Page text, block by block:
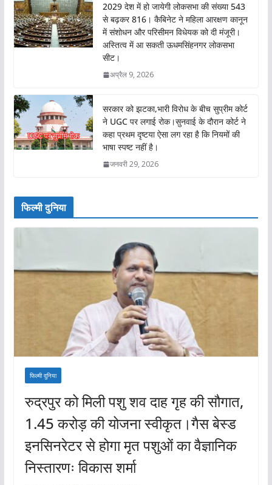
2029 देश में हो जायेगी लोकसभा की संख्या 543
से बढ़कर 816। कैबिनेट ने महिला आरक्षण कानून
में संशोधन और परिसीमन विधेयक को दी मंजूरी।
अस्तित्व में आ सकती ऊधमसिंहनगर लोकसभा
सीट।
अप्रैल 9, 2026
सरकार को झटका,भारी विरोध के बीच सुप्रीम कोर्ट
ने UGC पर लगाई रोक।सुनवाई के दौरान कोर्ट ने
कहा प्रथम दृष्टया ऐसा लग रहा है कि नियमों की
भाषा स्पष्ट नहीं है।
जनवरी 29, 2026
फिल्मी दुनिया
फिल्मी दुनिया
रुद्रपुर को मिली पशु शव दाह गृह की सौगात,
1.45 करोड़ की योजना स्वीकृत।गैस बेस्ड
इनसिनरेटर से होगा मृत पशुओं का वैज्ञानिक
निस्तारणः विकास शर्मा